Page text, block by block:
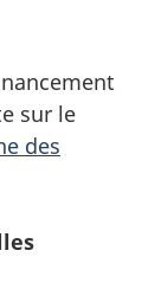
sur le
des